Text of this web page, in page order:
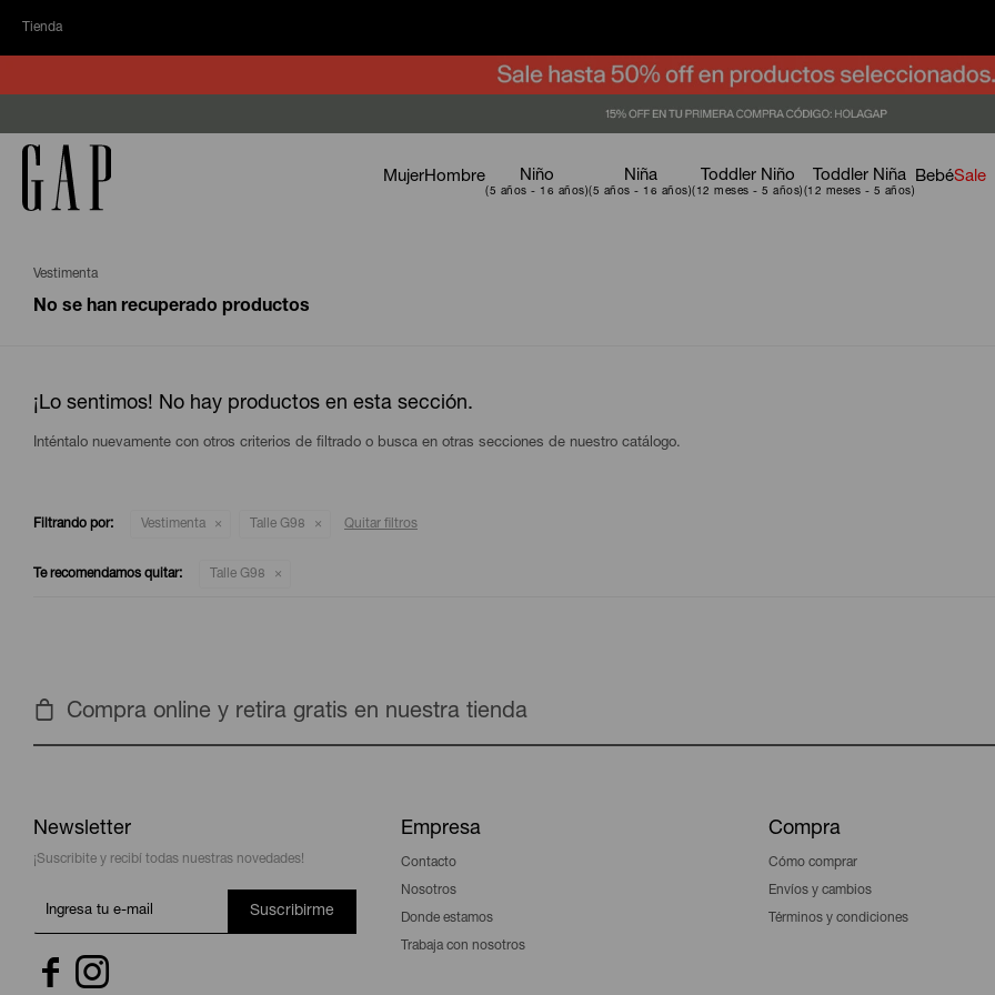
Tienda
MujerHombre Niño Niña Toddler Niño Toddler Niña BebéSale
Vestimenta
No se han recuperado productos
¡Lo sentimos! No hay productos en esta sección.
Inténtalo nuevamente con otros criterios de filtrado o busca en otras secciones de nuestro catálogo.
Filtrando por: Vestimenta Talle G98 Quitar filtros
Te recomendamos quitar: Talle G98
Compra online y retira gratis en nuestra tienda
Newsletter
¡Suscribite y recibí todas nuestras novedades!
Suscribirme
 
Empresa
Contacto
Nosotros
Donde estamos
Trabaja con nosotros
Compra
Cómo comprar
Envíos y cambios
Términos y condiciones